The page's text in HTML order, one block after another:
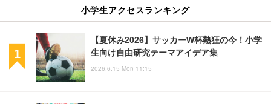
小学生アクセスランキング
【夏休み2026】サッカーW杯熱狂の今！小学
生向け自由研究テーマアイデア集
2026.6.15 Mon 11:15